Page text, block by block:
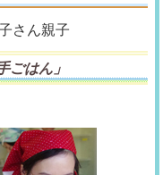
さん親子
ごはん」